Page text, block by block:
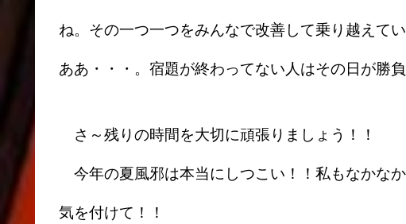
ね。その一つ一つをみんなで改善して乗り越えて
ああ・・・。宿題が終わってない人はその日が勝負
さ～残りの時間を大切に頑張りましょう！！
今年の夏風邪は本当にしつこい！！私もなかな
気を付けて！！